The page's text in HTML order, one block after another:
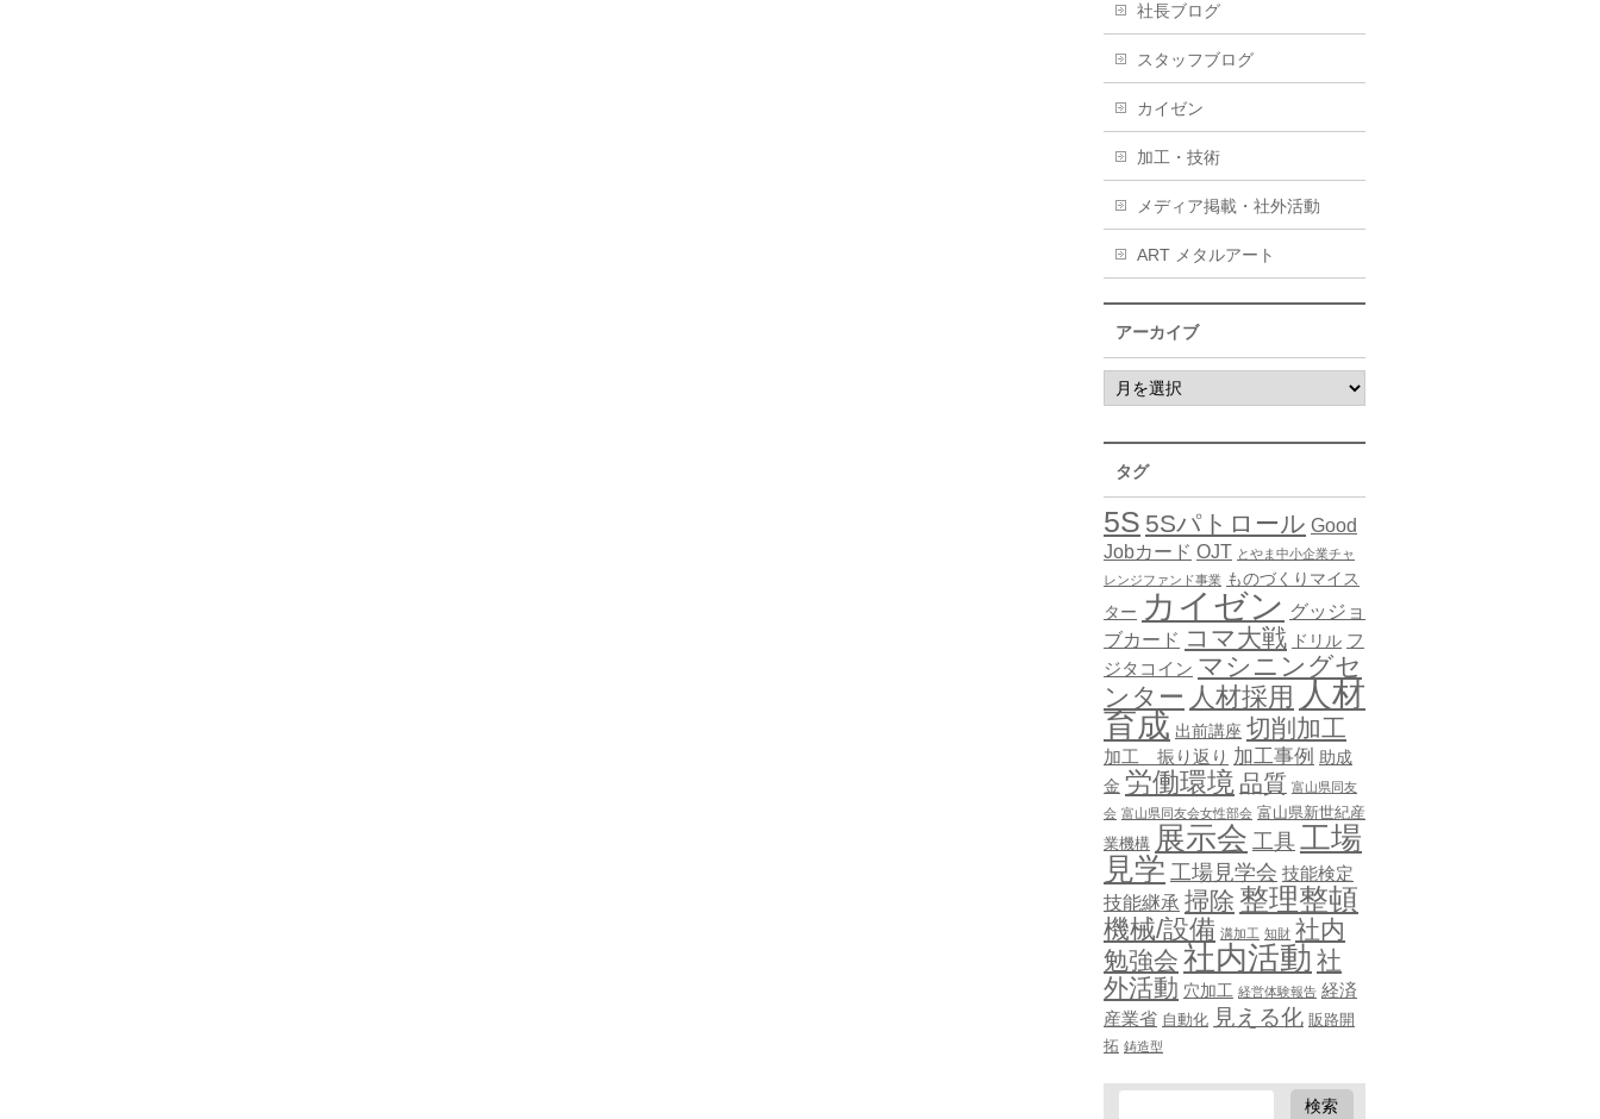
社長ブログ
スタッフブログ
カイゼン
加工・技術
メディア掲載・社外活動
ART メタルアート
アーカイブ
タグ
5S 5Sパトロール Good
Jobカード OJT とやま中小企業チャ
レンジファンド事業 ものづくりマイス
ター カイゼン グッジョ
ブカード コマ大戦 ドリル フ
ジタコイン マシニングセ
ンター 人材採用 人材
育成 出前講座 切削加工
加工 振り返り 加工事例 助成
金 労働環境 品質 富山県同友
会 富山県同友会女性部会 富山県新世紀産
業機構 展示会 工具 工場
見学 工場見学会 技能検定
技能継承 掃除 整理整頓
機械/設備 溝加工 知財 社内
勉強会 社内活動 社
外活動 穴加工 経営体験報告 経済
産業省 自動化 見える化 販路開
拓 鋳造型